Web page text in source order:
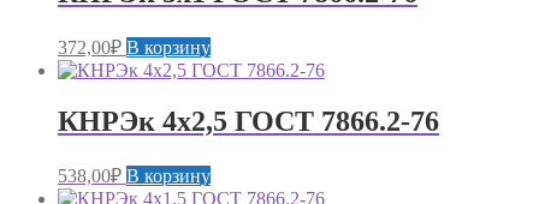
372,00₽ В корзину
КНРЭк 4х2,5 ГОСТ 7866.2-76
538,00₽ В корзину